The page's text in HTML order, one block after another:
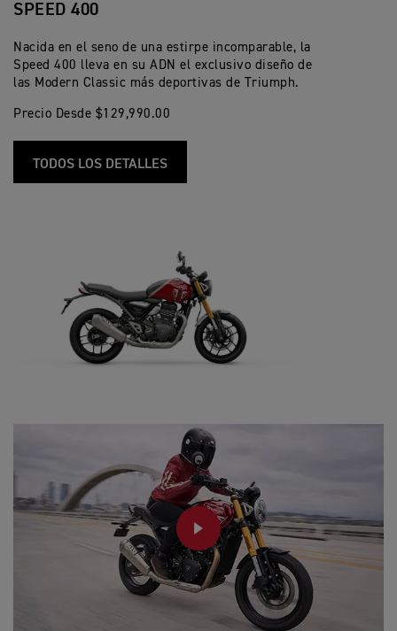
SPEED 400
Nacida en el seno de una estirpe incomparable, la
Speed 400 lleva en su ADN el exclusivo diseño de
las Modern Classic más deportivas de Triumph.
Precio Desde $129,990.00
TODOS LOS DETALLES
PLAY